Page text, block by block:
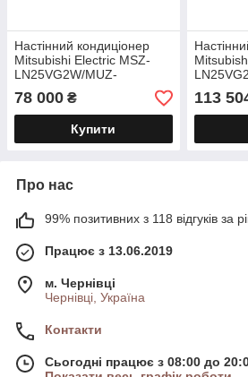
Настінний кондиціонер
Mitsubishi Electric MSZ-
LN25VG2W/MUZ-
LN25VGHZ2 (Серія
Преміум) ZUBADAN
78 000 ₴
Купити
Преміум)
113
Про нас
99% позитивних з 118 відгуків за
Працює з 13.06.2019
м. Чернівці
Чернівці, Україна
Контакти
Сьогодні працює з 08:00 до